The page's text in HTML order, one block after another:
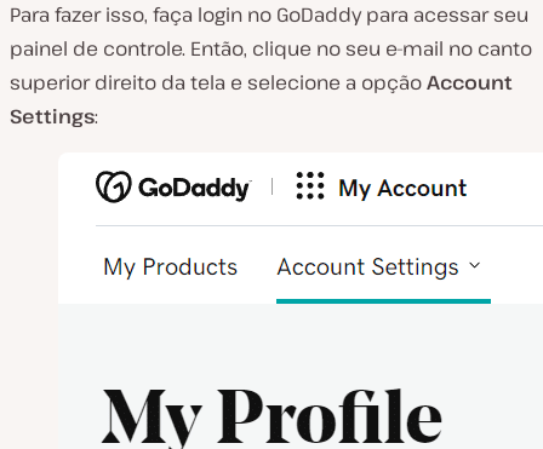
Para fazer isso, faça login no GoDaddy para acessar seu
painel de controle. Então, clique no seu e-mail no canto
superior direito da tela e selecione a opçãoAccount
Settings: